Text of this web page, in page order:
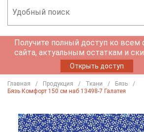
Получите полный доступ ко всем
сайта, актуальным остаткам и
Открыть доступ
Главная Продукция Ткани
Бязь
Бязь Комфорт 150 см наб 13498-7 Галатея